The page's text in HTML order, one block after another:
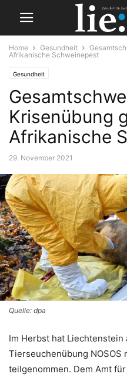
Home Gesundheit
Afrikanische Schweinepest
Gesundheit
Krisenübung
Afrikanische
29. November 2021
Quelle: dpa
Im Herbst hat
Tierseuchenübung NOSOS
teilgenommen. Dem Amt